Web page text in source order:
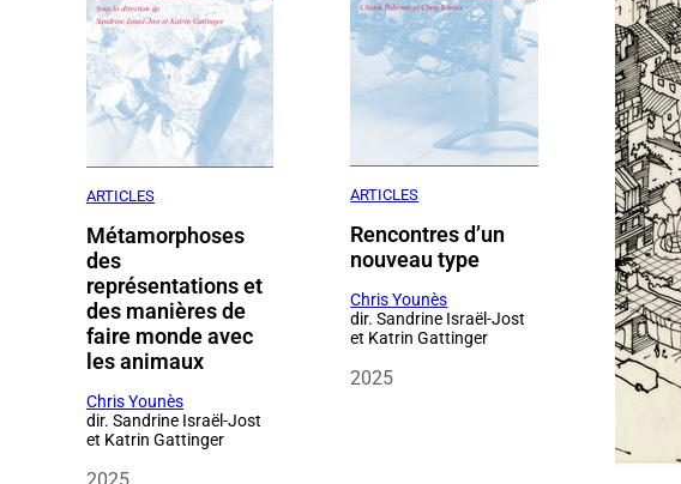
ARTICLES
Métamorphoses
des
représentations et
des manières de
faire monde avec
les animaux
Chris Younès
dir. Sandrine Israël-Jost
et Katrin Gattinger
2025
ARTICLES
Rencontres d’un
nouveau type
Chris Younès
dir. Sandrine Israël-Jost
et Katrin Gattinger
2025